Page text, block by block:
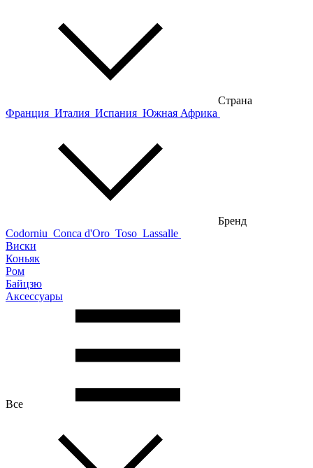
Страна
Франция Италия Испания Южная Африка
Бренд
Codorniu Conca d'Oro Toso Lassalle
Виски
Коньяк
Ром
Байцзю
Аксессуары
Все